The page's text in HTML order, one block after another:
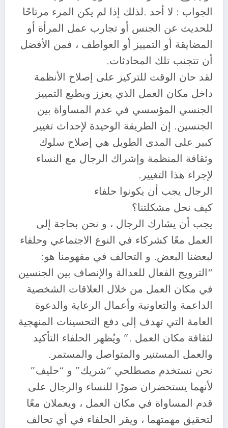
الجواب : لا أحد .لذلك إذا لم يكن المرء مرتاحًا
للحديث عن الجنس أو تجارب عمل المرأة أو
المضايقة أو التمييز أو العواطف ، فمن الأفضل
أن تتجنب تلك المحادثات.
لقد حان الوقت للتركيز على إصلاح الأنظمة
داخل مكان العمل الذي يعزز ويطبع التمييز
الجنسي المؤسسي في عدم المساواة بين
الجنسين. إن الطريقة الوحيدة لإحداث تغيير
كبير على المدى الطويل هي إصلاح سلوك
وثقافة المنظمة وإشراك الرجال مع النساء
لإجراء هذا التغيير.
الرجال يجب أن يكونوا حلفاء
كيف نحل مشكلتنا؟
يجب أن يشارك الرجال ، و نحن بحاجة إلى
العمل معًا كشركاء في النوع الاجتماعي وحلفاء
لبعضنا البعض. و التحالف في مفهومنا هو:
“الترويج الفعال للعدالة والإنصاف بين الجنسين
في مكان العمل من خلال العلاقات الشخصية
الداعمة والتعاونية وأعمال الرعاية والدعوة
العامة التي تهدف إلى دفع التحسينات المنهجية
لثقافة مكان العمل .” ويُظهر الحلفاء التأكيد
والعمل المستنير والمتواصل والمستمر.
نحن نستخدم مصطلحي “شريك” و “حليف”
لأنهما يستحضران صورًا للنساء والرجال على
قدم المساواة في مكان العمل ، ويعملان معًا
لتحقيق مهمتهما ، ويقر الحلفاء في أي تحالف